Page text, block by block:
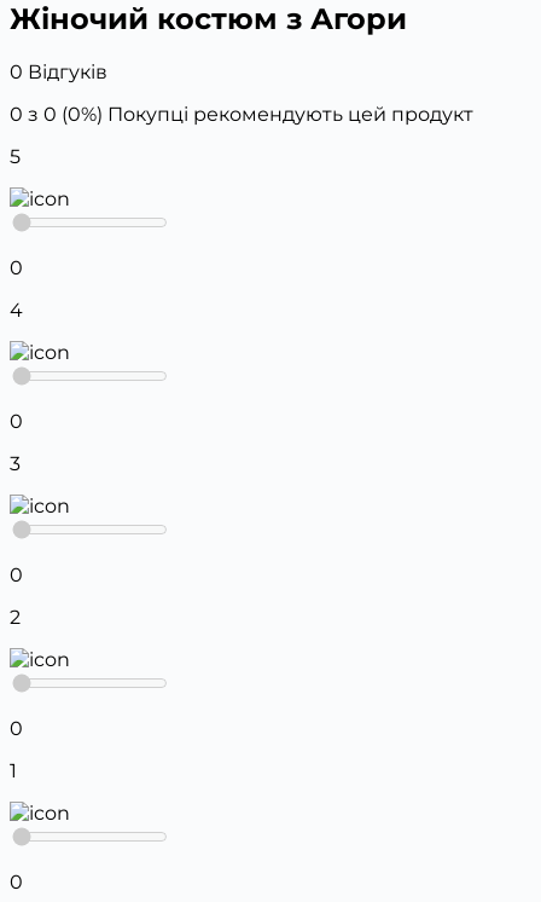
Жіночий костюм з Агори
0 Відгуків
0 з 0 (0%) Покупці рекомендують цей продукт
5
0
4
0
3
0
2
0
1
0